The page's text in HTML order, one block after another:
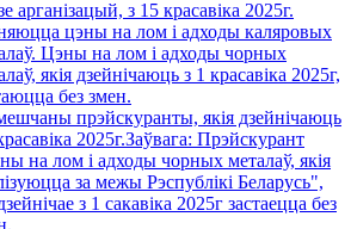
арганізацый, з 15 красавiка 2025г.
цэны на лом і адходы каляровых
Цэны на лом і адходы чорных
якія дзейнічаюць з 1 красавiка 2025г,
без змен.
прэйскуранты, якія дзейнічаюць
2025г.Заўвага: Прэйскурант
на лом і адходы чорных металаў, якія
за межы Рэспублікі Беларусь",
з 1 сакавiка 2025г застаецца без